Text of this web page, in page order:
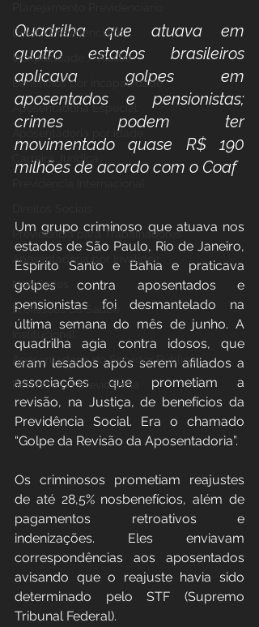
Direito Previdenciário
Incapacidade / Auxílio
Benefícios por incapacidade
Aposentadoria Especial
Aposentadoria por idade
Carreira Jurídica
Previdência para Trabalhadores
Aposentadoria por Invalidez
Novidades
Profissões da Saúde
Aposentadoria do Servidor Público
Reforma da previdência
Quadrilha que atuava em
quatro estados brasileiros
aplicava golpes em
aposentados e pensionistas;
crimes podem ter
movimentado quase R$ 190
milhões de acordo com o Coaf
Um grupo criminoso que atuava nos
estados de São Paulo, Rio de Janeiro,
Espírito Santo e Bahia e praticava
golpes contra aposentados e
pensionistas foi desmantelado na
última semana do mês de junho. A
quadrilha agia contra idosos, que
eram lesados após serem afiliados a
associações que prometiam a
revisão, na Justiça, de benefícios da
Previdência Social. Era o chamado
“Golpe da Revisão da Aposentadoria”.
​Os criminosos prometiam reajustes
de até 28,5% nosbenefícios, além de
pagamentos retroativos e
indenizações. Eles enviavam
correspondências aos aposentados
avisando que o reajuste havia sido
determinado pelo STF (Supremo
Tribunal Federal).